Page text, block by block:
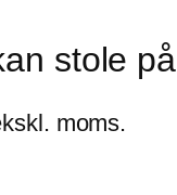
stole på
moms.